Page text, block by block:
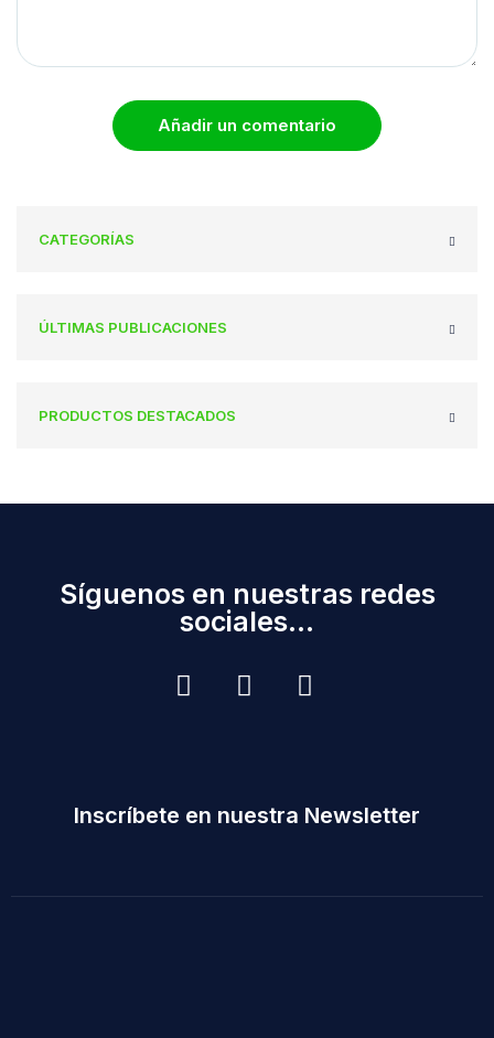
Añadir un comentario
CATEGORÍAS
ÚLTIMAS PUBLICACIONES
PRODUCTOS DESTACADOS
Síguenos en nuestras redes
sociales...
Inscríbete en nuestra Newsletter